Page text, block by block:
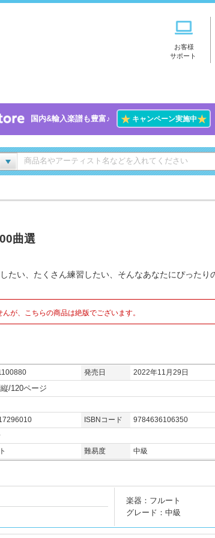
お客様
サポート
国内&輸入楽譜も豊富♪ ★キャンペーン実施中★
曲選
たい、たくさん練習したい、そんなあなたにぴったり
が、こちらの商品は絶版でございます。
発売日
2022年11月29日
/120ページ
ISBNコード
9784636106350
難易度 中級
楽器：フルート
グレード：中級